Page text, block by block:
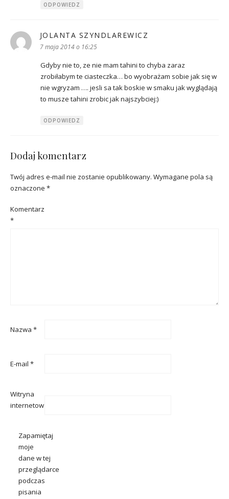
ODPOWIEDZ
JOLANTA SZYNDLAREWICZ
7 maja 2014 o 16:25
Gdyby nie to, ze nie mam tahini to chyba zaraz
zrobiłabym te ciasteczka… bo wyobrażam sobie jak się w
nie wgryzam …. jesli sa tak boskie w smaku jak wyglądają
to musze tahini zrobic jak najszybciej:)
ODPOWIEDZ
Dodaj komentarz
Twój adres e-mail nie zostanie opublikowany. Wymagane pola są
oznaczone *
Komentarz
*
Nazwa *
E-mail *
Witryna
internetowa
Zapamiętaj
moje
dane w tej
przeglądarce
podczas
pisania